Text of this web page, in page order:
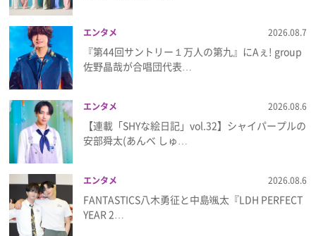
エンタメ 2026.08.7
『第44回サントリー１万人の第九』にAぇ! group
佐野晶哉が合唱団代表…
エンタメ 2026.08.6
【連載「SHYな絵日記」vol.32】シャイパープルの
安部舜太(あんべ しゅ…
エンタメ 2026.08.6
FANTASTICS八木勇征と中島颯太『LDH PERFECT
YEAR 2…